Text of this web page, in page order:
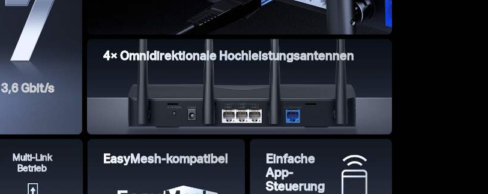
3,6 Gbit/s
Multi-Link
Betrieb
4× Omnidirektionale Hochleistungsantennen
EasyMesh-kompatibel
Einfache
App-
Steuerung